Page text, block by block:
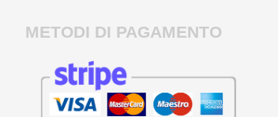
METODI DI PAGAMENTO